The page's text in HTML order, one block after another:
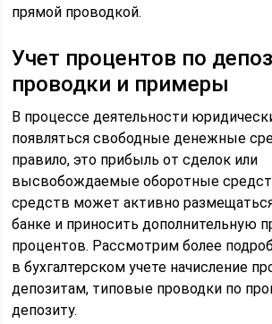
прямой проводкой.
Учет процентов по
проводки и примеры
В процессе деятельности
появляться свободные денежные
правило, это прибыль от сделок или
высвобождаемые оборотные
средств может активно
банке и приносить дополнительную
процентов. Рассмотрим более
в бухгалтерском учете начисление
депозитам, типовые проводки по
депозиту.